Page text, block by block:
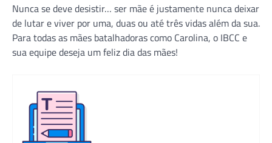
Nunca se deve desistir… ser mãe é justamente nunca deixar
de lutar e viver por uma, duas ou até três vidas além da sua.
Para todas as mães batalhadoras como Carolina, o IBCC e
sua equipe deseja um feliz dia das mães!